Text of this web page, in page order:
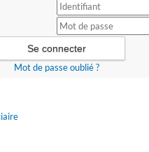
Mot de passe oublié ?